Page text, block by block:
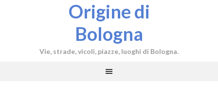
Origine di
Bologna
Vie, strade, vicoli, piazze, luoghi di Bologna.